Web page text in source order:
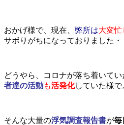
おかげ様で、現在、 弊所は大変忙
サボりがちになっておりました・
どうやら、コロナが落ち着いてい
者達の活動も活発化していた様で
そんな大量の浮気調査報告書が毎